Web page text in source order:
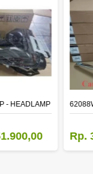
- HEADLAMP ASSY,RH
Rp.